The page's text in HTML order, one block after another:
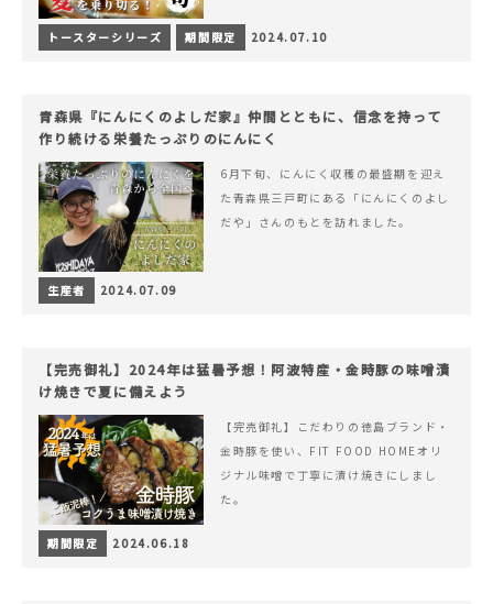
トースターシリーズ 期間限定 2024.07.10
青森県『にんにくのよしだ家』仲間とともに、信念を持って
作り続ける栄養たっぷりのにんにく
6月下旬、にんにく収穫の最盛期を迎え
た青森県三戸町にある「にんにくのよし
だや」さんのもとを訪れました。
生産者 2024.07.09
【完売御礼】2024年は猛暑予想！阿波特産・金時豚の味噌漬
け焼きで夏に備えよう
【完売御礼】こだわりの徳島ブランド・
金時豚を使い、FIT FOOD HOMEオリ
ジナル味噌で丁寧に漬け焼きにしまし
た。
期間限定 2024.06.18